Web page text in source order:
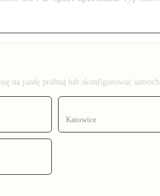
na jazdę próbną lub skonfigurować
Katowice